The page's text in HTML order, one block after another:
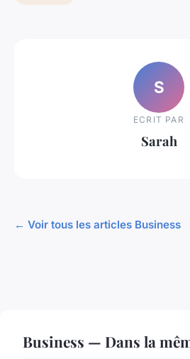
S
ECRIT PAR
Sarah
← Voir tous les articles Business
Business — Dans la